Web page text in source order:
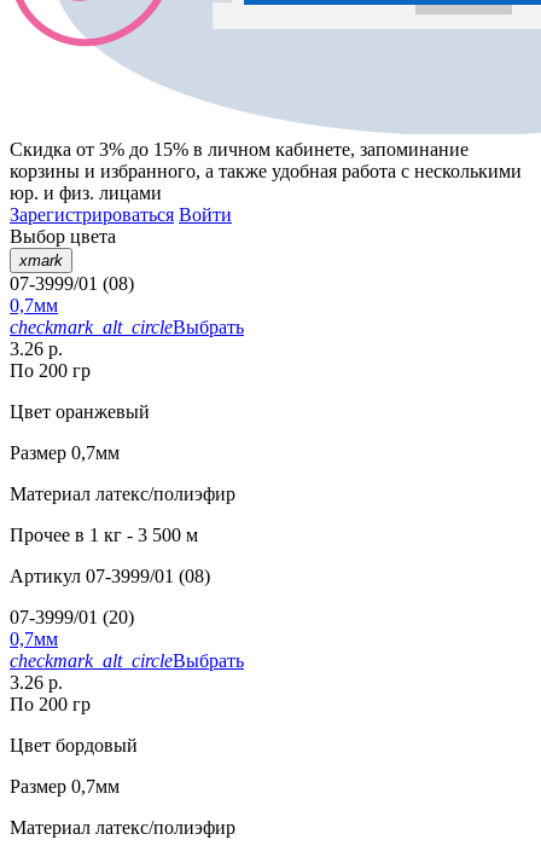
Скидка от 3% до 15% в личном кабинете, запоминание
корзины и избранного, а также удобная работа с несколькими
юр. и физ. лицами
Зарегистрироваться Войти
Выбор цвета
xmark
07-3999/01 (08)
0,7мм
checkmark_alt_circleВыбрать
3.26 р.
По 200 гр
Цвет оранжевый
Размер 0,7мм
Материал латекс/полиэфир
Прочее в 1 кг - 3 500 м
Артикул 07-3999/01 (08)
07-3999/01 (20)
0,7мм
checkmark_alt_circleВыбрать
3.26 р.
По 200 гр
Цвет бордовый
Размер 0,7мм
Материал латекс/полиэфир